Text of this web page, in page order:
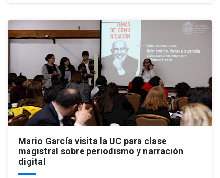
Mario García visita la UC para clase
magistral sobre periodismo y narración
digital